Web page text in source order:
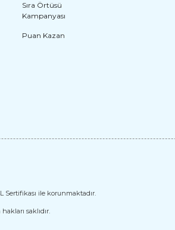
Japon Kostümü
Sıra Örtüsü
Kampanyası
Puan Kazan
Sertifikası ile korunmaktadır.
saklıdır.